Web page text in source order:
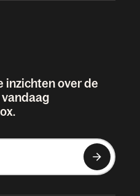
inzichten over de